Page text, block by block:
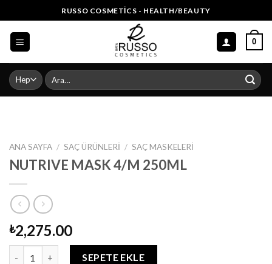
to
content
RUSSO COSMETICS - HEALTH/BEAUTY
0
Ara:
ANA SAYFA / SAÇ ÜRÜNLERI / SAÇ MASKELERI
NUTRIVE MASK 4/M 250ML
₺2,275.00
NUTRIVE MASK 4/M 250ML adet
SEPETE EKLE